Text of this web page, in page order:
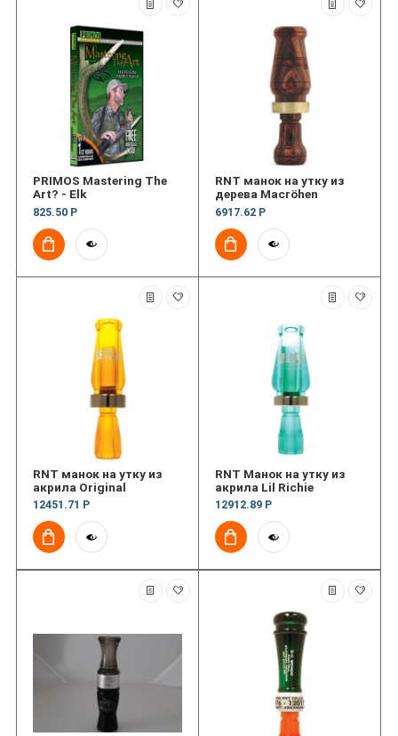
PRIMOS Mastering The
Art? - Elk
825.50 Р
RNT манок на утку из
дерева Macröhen
6917.62 Р
RNT манок на утку из
акрила Original
12451.71 Р
RNT Манок на утку из
акрила Lil Richie
12912.89 Р